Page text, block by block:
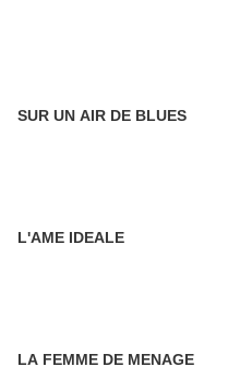
SUR UN AIR DE BLUES
L'AME IDEALE
LA FEMME DE MENAGE